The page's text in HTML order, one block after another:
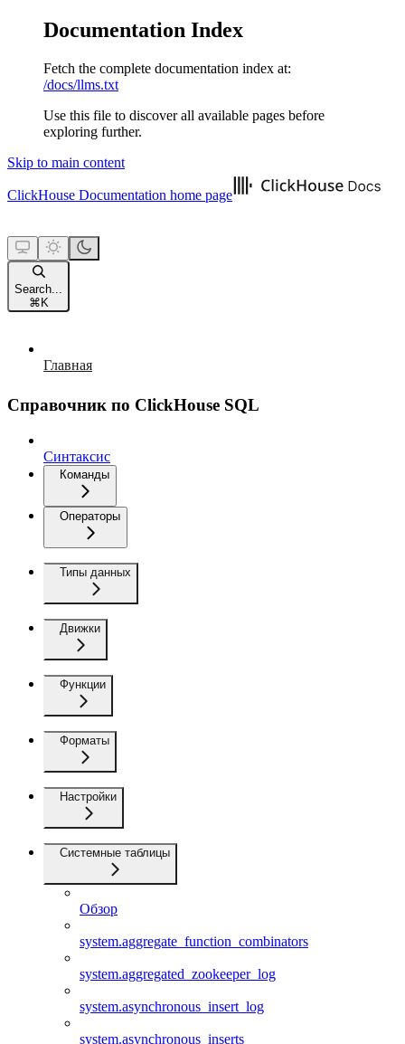
Documentation Index
Fetch the complete documentation index at:
/docs/llms.txt
Use this file to discover all available pages before
exploring further.
Skip to main content
ClickHouse Documentation home page
Search...
⌘ K
Главная
Справочник по ClickHouse SQL
Синтаксис
Команды
Операторы
Типы данных
Движки
Функции
Форматы
Настройки
Системные таблицы
Обзор
system.aggregate_function_combinators
system.aggregated_zookeeper_log
system.asynchronous_insert_log
system.asynchronous_inserts